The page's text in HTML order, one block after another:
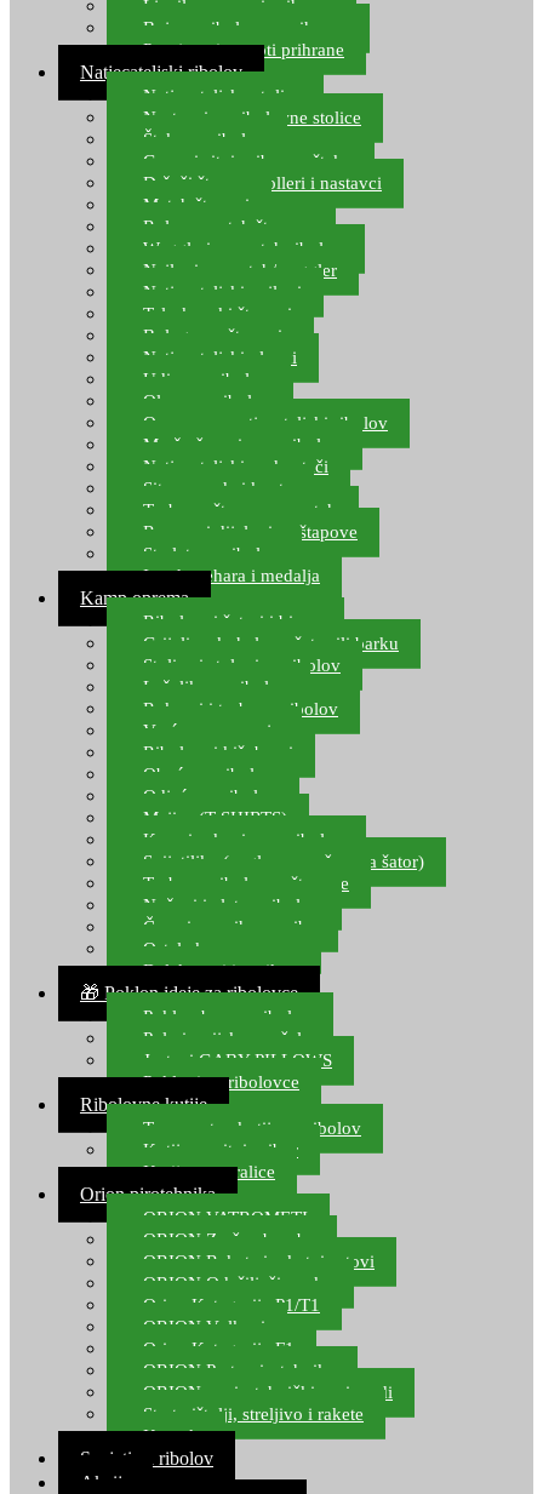
Ljepilo za crve i prihranu
Boje za ribolovnu prihranu
Provjereni recepti prihrane
Natjecateljski ribolov
Natjecateljske stolice
Nastavci za ribolovne stolice
Šteke za ribolov
Gume i sitni pribor za šteku
Držači štapova rolleri i nastavci
Match štapovi
Role za match štapove
Waggleri za match ribolov
Najloni za match/waggler
Natjecateljski najloni
Teleskopski štapovi
Bolognese štapovi
Natjecateljski plovci
Udice za ribolov
Olovo za ribolov
Oprema za natjecateljski ribolov
Mreže čuvarice za ribolov
Natjecateljski podmetači
Sito, posude i kante
Torbe za štapove – match
Rezervni dijelovi za štapove
Starlete za ribolov
Izrada pehara i medalja
Kamp oprema
Ribolovni šatori i bivvy
Grijalice, kuhala za šator ili barku
Stolice i stolovi za ribolov
Ležaljke za ribolov
Ruksaci i torbe za ribolov
Vreće za spavanje
Ribolovni kišobrani
Obuća za ribolov
Odjeća za ribolov
Majice (T-SHIRTS)
Kape i rukavice za ribolov
Svijetiljke (naglavne, ručne, za šator)
Torbe za ribolovne štapove
Noževi i alat za ribolov
Čamci za prihranu ribe
Ostala kamp oprema
Dalekozori i optika
🎁 Poklon ideje za ribolovce
Poklon bon za ribolov
Polarizacijske naočale
Jastuci GABY PILLOWS
Pokloni za ribolovce
Ribolovne kutije
Transportne kutije za ribolov
Kutije za sitni pribor
Kutije za varalice
Orion pirotehnika
ORION VATROMETI
ORION Zračne bombe
ORION Rakete i raketni setovi
ORION Odašiljači zvuka
Orion Kategorija P1/T1
ORION Vulkani
Orion Kategorija F1
ORION Party pirotehnika
ORION nepirotehnički proizvodi
Start pištolji, streljivo i rakete
Kontakt
Savjeti za ribolov
Akcija